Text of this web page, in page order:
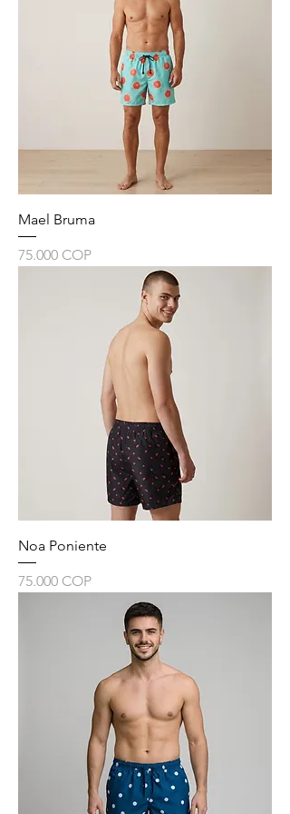
Mael Bruma
Precio
75.000 COP
Noa Poniente
Precio
75.000 COP